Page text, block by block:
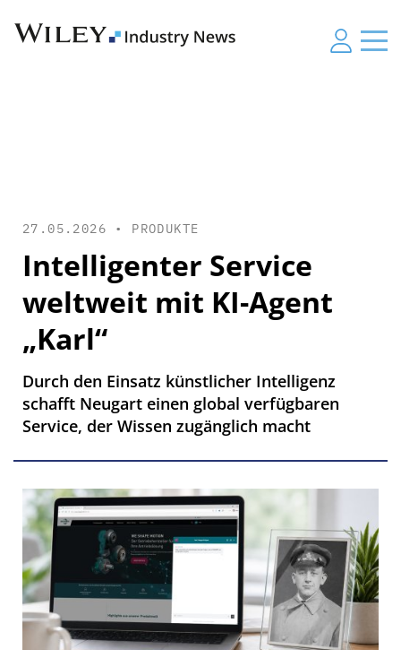
27.05.2026 • PRODUKTE
Intelligenter Service
weltweit mit KI-Agent
„Karl“
Durch den Einsatz künstlicher Intelligenz
schafft Neugart einen global verfügbaren
Service, der Wissen zugänglich macht